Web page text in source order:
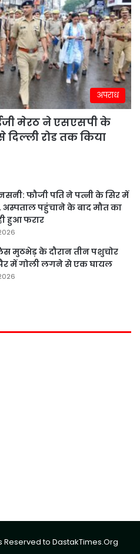
अपराध
मेरठ ने एसएसपी के
रोड तक किया
फौजी पति ने पत्नी के सिर में
अस्पताल पहुंचाने के बाद मौत का
हुआ फरार
मुठभेड़ के दौरान तीन पशुचोर
में गोली लगने से एक घायल
Reserved to DastakTimes.Org